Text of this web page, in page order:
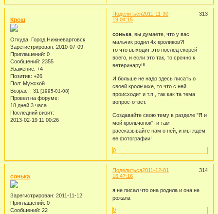
Поделиться 313
2011-11-30
19:04:15
Крош
Откуда: Город Нижневартовск
Зарегистрирован: 2010-07-09
Приглашений: 0
Сообщений: 2355
Уважение: +4
Позитив: +26
Пол: Мужской
Возраст: 31 [1995-01-08]
Провел на форуме:
18 дней 3 часа
Последний визит:
2013-02-19 11:00:26
сонька, вы думаете, что у вас
мальчик родил 4х кроликов?!
то что выходит это послед скорей
всего, и если это так, то срочно к
ветеринару!!!
И больше не надо здесь писать о
своей крольчихе, то что с ней
происходит и т.п., так как та тема
вопрос-ответ.
Создавайте свою тему в разделе "Я и
мой крольчонок", и там
рассказывайте нам о ней, и мы ждем
ее фотографии!
0
Поделиться 314
2011-12-01
16:47:16
сонька
Зарегистрирован: 2011-11-12
Приглашений: 0
Сообщений: 22
я не писал что она родила и она не
рожала
0